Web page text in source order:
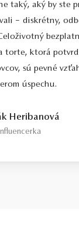
taký, aký by ste
– diskrétny,
torte, ktorá
sú pevné
úspechu.
Heribanová